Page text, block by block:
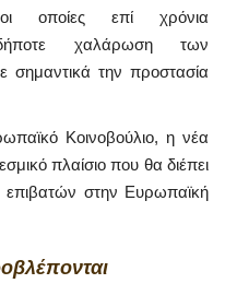
οποίες επί χρόνια
χαλάρωση των
την προστασία
Κοινοβούλιο, η νέα
πλαίσιο που θα διέπει
επιβατών στην Ευρωπαϊκή